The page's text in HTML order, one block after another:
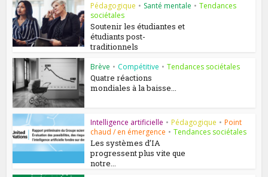
Pédagogique • Santé mentale • Tendances
sociétales
Soutenir les étudiantes et
étudiants post-
traditionnels
Brève • Compétitive • Tendances sociétales
Quatre réactions
mondiales à la baisse...
Intelligence artificielle • Pédagogique • Point
chaud / en émergence • Tendances sociétales
Les systèmes d’IA
progressent plus vite que
notre...